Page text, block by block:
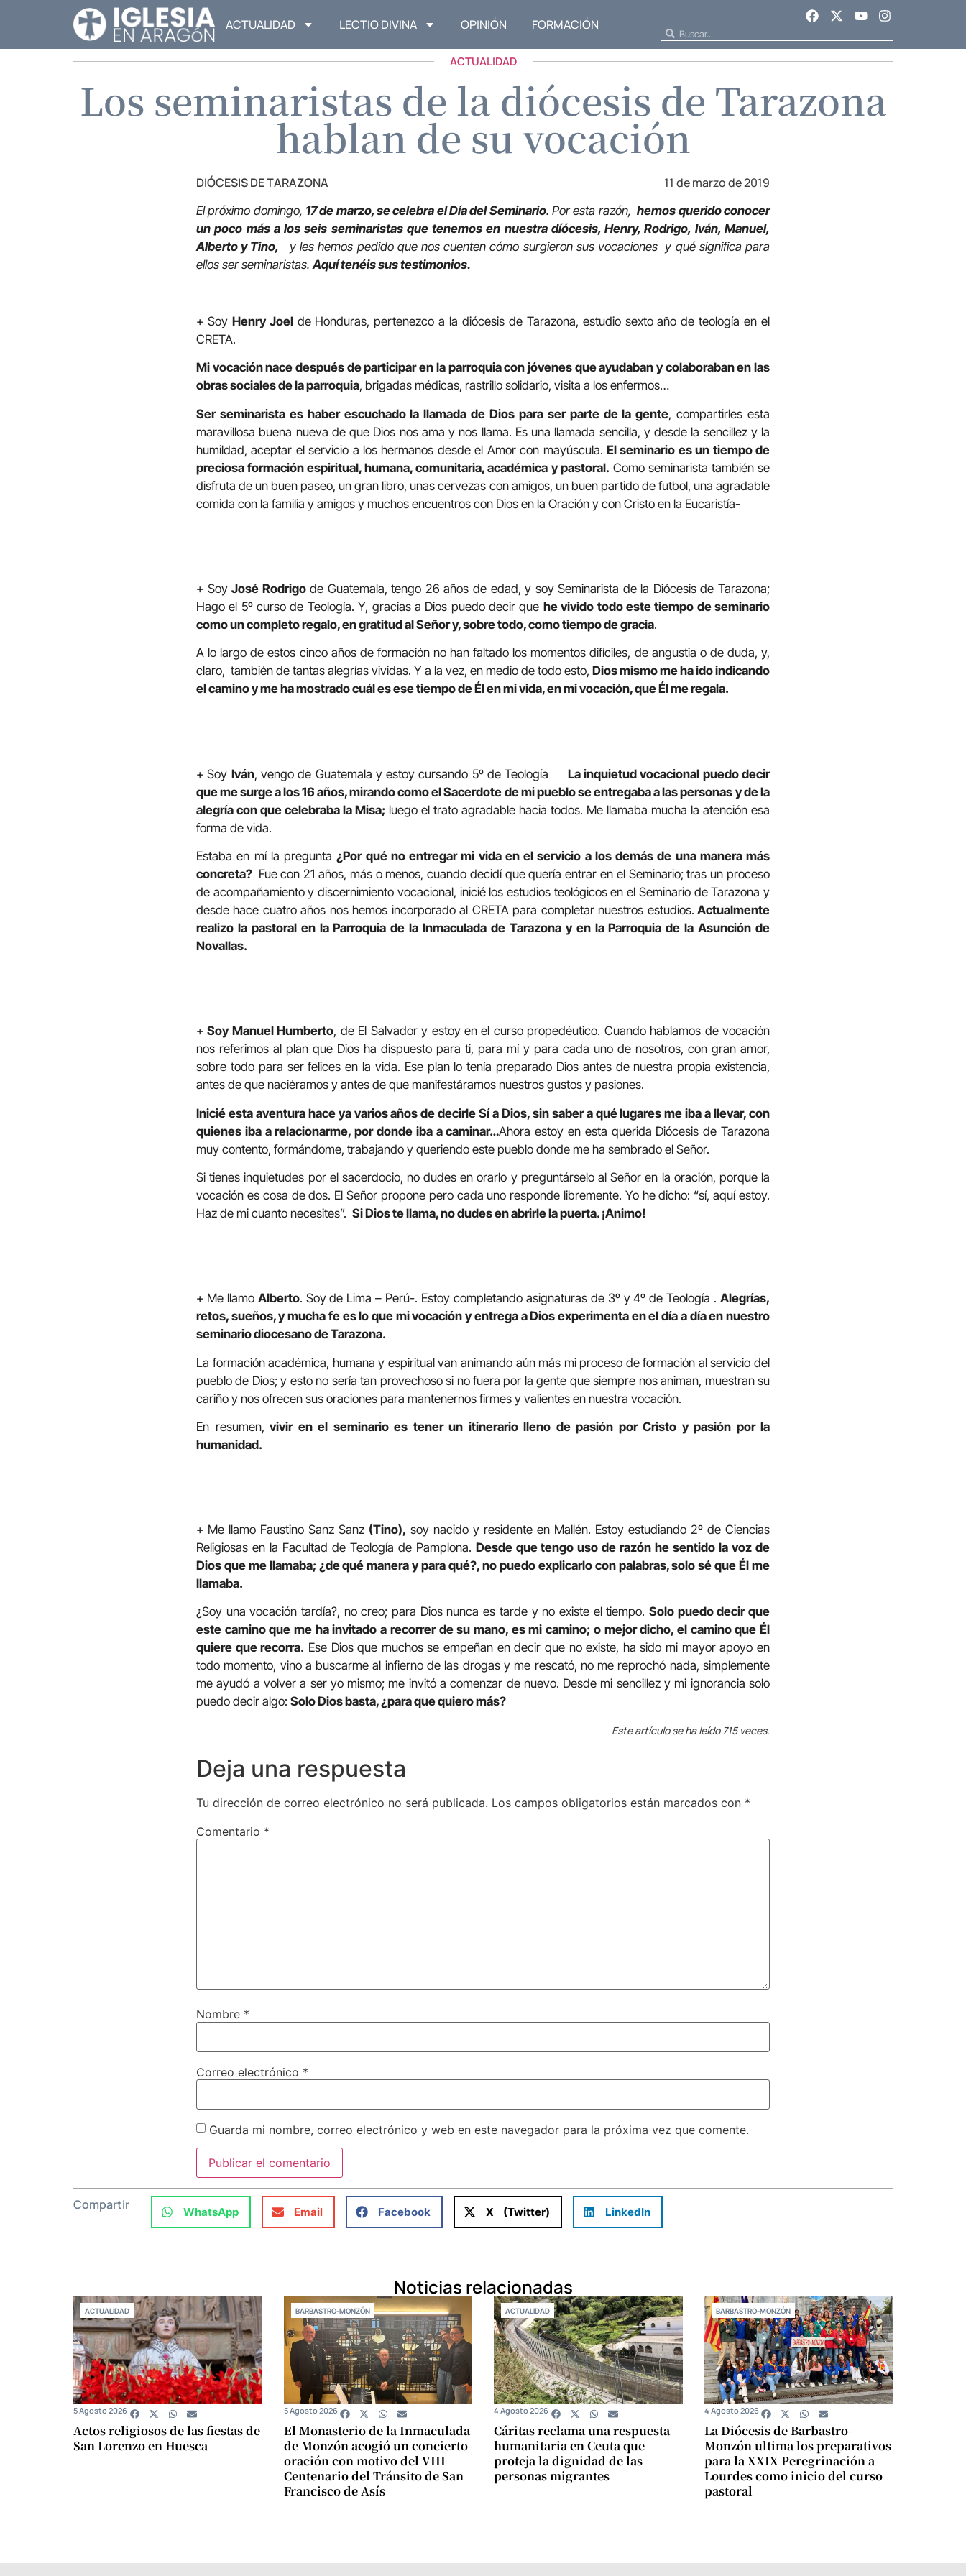
ACTUALIDAD LECTIO DIVINA OPINIÓN FORMACIÓN
ACTUALIDAD
Los seminaristas de la diócesis de Tarazona
hablan de su vocación
DIÓCESIS DE TARAZONA 11 de marzo de 2019
El próximo domingo, 17 de marzo, se celebra el Día del Seminario. Por esta razón,hemos querido conocer
un poco más a los seis seminaristas que tenemos en nuestra díócesis, Henry, Rodrigo, Iván, Manuel,
Alberto y Tino,
y les hemos pedido que nos cuenten cómo surgieron sus vocaciones y qué significa para
ellos ser seminaristas.Aquí tenéis sus testimonios.
+ Soy Henry Joelde Honduras, pertenezco a la diócesis de Tarazona, estudio sexto año de teología en el
CRETA.
Mi vocación nace después de participar en la parroquia con jóvenes que ayudaban y colaboraban en las
obras sociales de la parroquia, brigadas médicas, rastrillo solidario, visita a los enfermos…
Ser seminarista es haber escuchado la llamada de Dios para ser parte de la gente, compartirles esta
maravillosa buena nueva de que Dios nos ama y nos llama. Es una llamada sencilla, y desde la sencillez y la
humildad, aceptar el servicio a los hermanos desde el Amor con mayúscula. El seminario es un tiempo de
preciosa formación espiritual, humana, comunitaria, académica y pastoral. Como seminarista también se
disfruta de un buen paseo, un gran libro, unas cervezas con amigos, un buen partido de futbol, una agradable
comida con la familia y amigos y muchos encuentros con Dios en la Oración y con Cristo en la Eucaristía-
+ SoyJosé Rodrigode Guatemala, tengo 26 años de edad, y soy Seminarista de la Diócesis de Tarazona;
Hago el 5º curso de Teología. Y, gracias a Dios puedo decir que he vivido todo este tiempo de seminario
como un completo regalo, en gratitud al Señor y, sobre todo, como tiempo de gracia.
A lo largo de estos cinco años de formación no han faltado los momentos difíciles, de angustia o de duda, y,
claro, también de tantas alegrías vividas. Y a la vez, en medio de todo esto, Dios mismo me ha ido indicando
el camino y me ha mostrado cuál es ese tiempo de Él en mi vida, en mi vocación, que Él me regala.
+ Soy Iván, vengo de Guatemala y estoy cursando 5º de Teología La inquietud vocacional puedo decir
que me surge a los 16 años, mirando como el Sacerdote de mi pueblo se entregaba a las personas y de la
alegría con que celebraba la Misa; luego el trato agradable hacia todos. Me llamaba mucha la atención esa
forma de vida.
Estaba en mí la pregunta¿Por qué no entregar mi vida en el servicio a los demás de una manera más
concreta? Fue con 21 años, más o menos, cuando decidí que quería entrar en el Seminario; tras un proceso
de acompañamiento y discernimiento vocacional, inicié los estudios teológicos en el Seminario de Tarazona y
desde hace cuatro años nos hemos incorporado al CRETA para completar nuestros estudios. Actualmente
realizo la pastoral en la Parroquia de la Inmaculada de Tarazona y en la Parroquia de la Asunción de
Novallas.
+Soy Manuel Humberto, de El Salvador y estoy en el curso propedéutico. Cuando hablamos de vocación
nos referimos al plan que Dios ha dispuesto para ti, para mí y para cada uno de nosotros, con gran amor,
sobre todo para ser felices en la vida. Ese plan lo tenía preparado Dios antes de nuestra propia existencia,
antes de que naciéramos y antes de que manifestáramos nuestros gustos y pasiones.
Inicié esta aventura hace ya varios años de decirle Sí a Dios, sin saber a qué lugares me iba a llevar, con
quienes iba a relacionarme, por donde iba a caminar…Ahora estoy en esta querida Diócesis de Tarazona
muy contento, formándome, trabajando y queriendo este pueblo donde me ha sembrado el Señor.
Si tienes inquietudes por el sacerdocio, no dudes en orarlo y preguntárselo al Señor en la oración, porque la
vocación es cosa de dos. El Señor propone pero cada uno responde libremente. Yo he dicho: “sí, aquí estoy.
Haz de mi cuanto necesites”. Si Dios te llama, no dudes en abrirle la puerta. ¡Animo!
+ Me llamo Alberto. Soy de Lima – Perú-. Estoy completando asignaturas de 3º y 4º de Teología .Alegrías,
retos, sueños, y mucha fe es lo que mi vocación y entrega a Dios experimenta en el día a día en nuestro
seminario diocesano de Tarazona.
La formación académica, humana y espiritual van animando aún más mi proceso de formación al servicio del
pueblo de Dios; y esto no sería tan provechoso si no fuera por la gente que siempre nos animan, muestran su
cariño y nos ofrecen sus oraciones para mantenernos firmes y valientes en nuestra vocación.
En resumen, vivir en el seminario es tener un itinerario lleno de pasión por Cristo y pasión por la
humanidad.
+ Me llamo Faustino Sanz Sanz (Tino), soy nacido y residente en Mallén. Estoy estudiando 2º de Ciencias
Religiosas en la Facultad de Teología de Pamplona. Desde que tengo uso de razón he sentido la voz de
Dios que me llamaba; ¿de qué manera y para qué?, no puedo explicarlo con palabras, solo sé que Él me
llamaba.
¿Soy una vocación tardía?, no creo; para Dios nunca es tarde y no existe el tiempo. Solo puedo decir que
este camino que me ha invitado a recorrer de su mano, es mi camino; o mejor dicho, el camino que Él
quiere que recorra. Ese Dios que muchos se empeñan en decir que no existe, ha sido mi mayor apoyo en
todo momento, vino a buscarme al infierno de las drogas y me rescató, no me reprochó nada, simplemente
me ayudó a volver a ser yo mismo; me invitó a comenzar de nuevo. Desde mi sencillez y mi ignorancia solo
puedo decir algo: Solo Dios basta, ¿para que quiero más?
Este artículo se ha leído 715 veces.
Deja una respuesta
Tu dirección de correo electrónico no será publicada. Los campos obligatorios están marcados con *
Comentario *
Nombre *
Correo electrónico *
Guarda mi nombre, correo electrónico y web en este navegador para la próxima vez que comente.
Compartir WhatsApp Email Facebook X (Twitter) LinkedIn
Noticias relacionadas
ACTUALIDAD
Actos religiosos de las fiestas de
San Lorenzo en Huesca
5 Agosto 2026
BARBASTRO-MONZÓN
El Monasterio de la Inmaculada
de Monzón acogió un concierto-
oración con motivo del VIII
Centenario del Tránsito de San
Francisco de Asís
5 Agosto 2026
ACTUALIDAD
Cáritas reclama una respuesta
humanitaria en Ceuta que
proteja la dignidad de las
personas migrantes
4 Agosto 2026
BARBASTRO-MONZÓN
La Diócesis de Barbastro-
Monzón ultima los preparativos
para la XXIX Peregrinación a
Lourdes como inicio del curso
pastoral
4 Agosto 2026